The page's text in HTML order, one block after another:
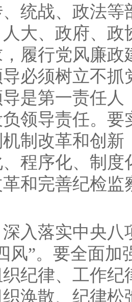
统战、政法
大、政府、
履行党风廉
必须树立不
是第一责任
领导责任。
制改革和创
程序化、制
和完善纪检
落实中央八
风”。要全面
纪律、工作
涣散、纪律